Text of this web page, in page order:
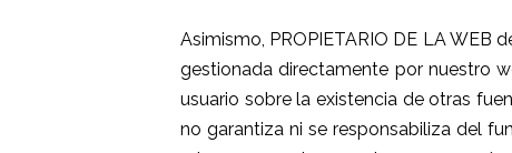
Asimismo, PROPIETARIO DE LA WEB
gestionada directamente por nuestro
usuario sobre la existencia de otras
no garantiza ni se responsabiliza del